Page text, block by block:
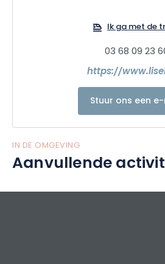
We bieden ook unieke
steden van de Grand Est regio
Grand Est regio te
Ik ga met de
03 68 09 23
https://
Stuur ons een
IN DE OMGEVING
Aanvullende